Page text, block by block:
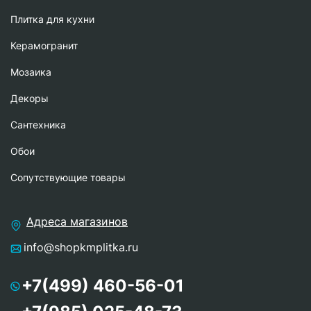
Плитка для кухни
Керамогранит
Мозаика
Декоры
Сантехника
Обои
Сопутствующие товары
Адреса магазинов
info@shopkmplitka.ru
+7(499) 460-56-01